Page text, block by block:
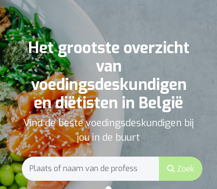
Het grootste overzicht
van
voedingsdeskundigen
en diëtisten in België
Vind de beste voedingsdeskundigen bij
jou in de buurt
Zoek